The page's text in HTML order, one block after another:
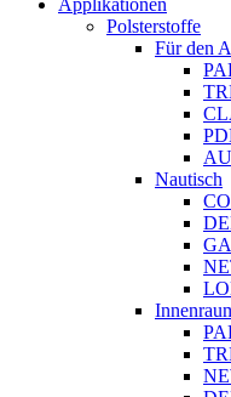
Applikationen
Polsterstoffe
Für den
Nautisch